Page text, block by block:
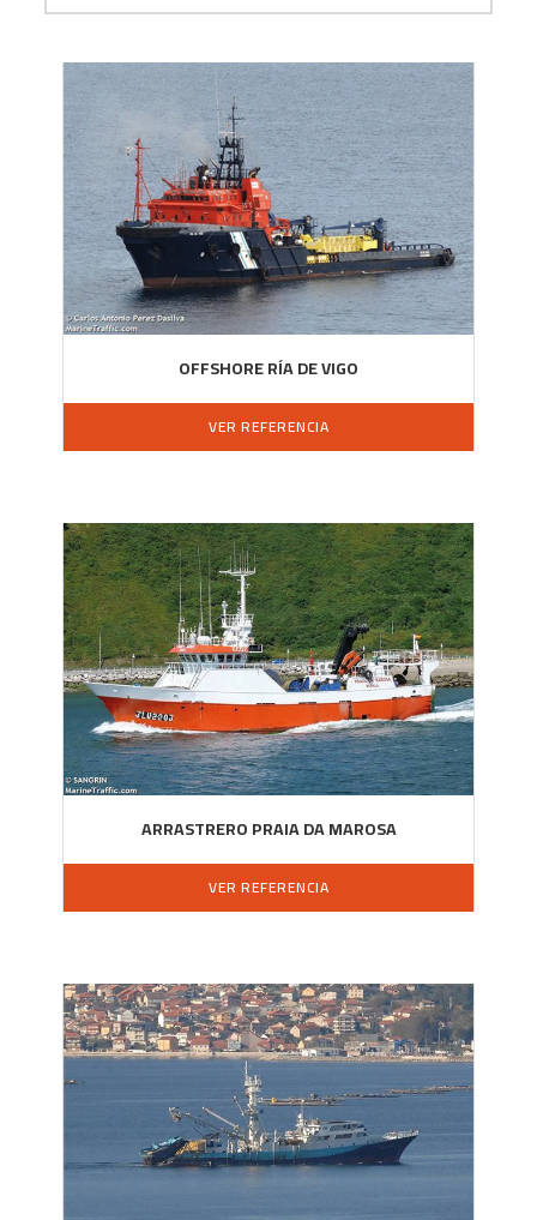
OFFSHORE RÍA DE VIGO
VER REFERENCIA
ARRASTRERO PRAIA DA MAROSA
VER REFERENCIA